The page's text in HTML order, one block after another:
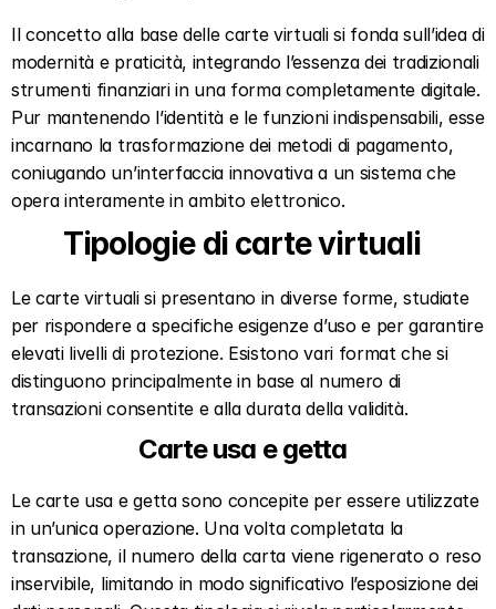
Il concetto alla base delle carte virtuali si fonda sull’idea di
modernità e praticità, integrando l’essenza dei tradizionali
strumenti finanziari in una forma completamente digitale.
Pur mantenendo l’identità e le funzioni indispensabili, esse
incarnano la trasformazione dei metodi di pagamento,
coniugando un’interfaccia innovativa a un sistema che
opera interamente in ambito elettronico.
Tipologie di carte virtuali
Le carte virtuali si presentano in diverse forme, studiate
per rispondere a specifiche esigenze d’uso e per garantire
elevati livelli di protezione. Esistono vari format che si
distinguono principalmente in base al numero di
transazioni consentite e alla durata della validità.
Carte usa e getta
Le carte usa e getta sono concepite per essere utilizzate
in un’unica operazione. Una volta completata la
transazione, il numero della carta viene rigenerato o reso
inservibile, limitando in modo significativo l’esposizione dei